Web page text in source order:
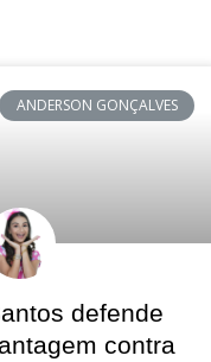
ANDERSON GONÇALVES
defende
contra